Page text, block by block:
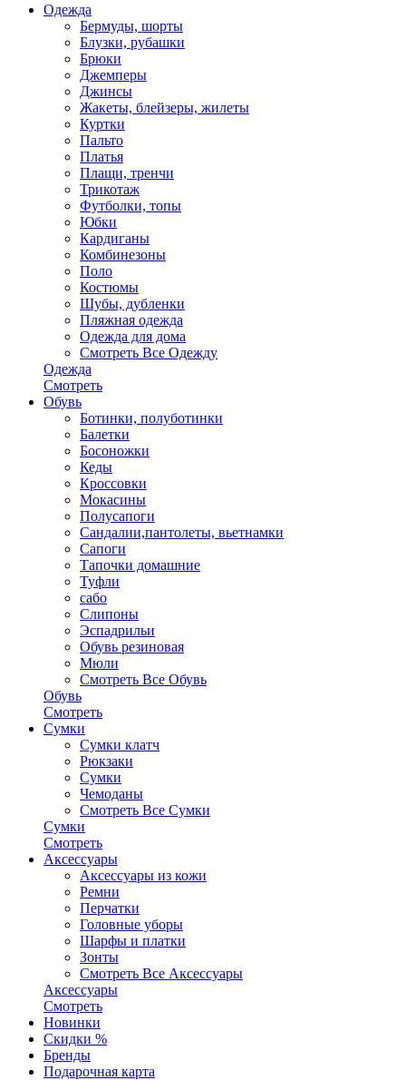
Одежда
Бермуды, шорты
Блузки, рубашки
Брюки
Джемперы
Джинсы
Жакеты, блейзеры, жилеты
Куртки
Пальто
Платья
Плащи, тренчи
Трикотаж
Футболки, топы
Юбки
Кардиганы
Комбинезоны
Поло
Костюмы
Шубы, дубленки
Пляжная одежда
Одежда для дома
Смотреть Все Одежду
Одежда
Смотреть
Обувь
Ботинки, полуботинки
Балетки
Босоножки
Кеды
Кроссовки
Мокасины
Полусапоги
Сандалии,пантолеты, вьетнамки
Сапоги
Тапочки домашние
Туфли
сабо
Слипоны
Эспадрильи
Обувь резиновая
Мюли
Смотреть Все Обувь
Обувь
Смотреть
Сумки
Сумки клатч
Рюкзаки
Сумки
Чемоданы
Смотреть Все Сумки
Сумки
Смотреть
Аксессуары
Аксессуары из кожи
Ремни
Перчатки
Головные уборы
Шарфы и платки
Зонты
Смотреть Все Аксессуары
Аксессуары
Смотреть
Новинки
Скидки %
Бренды
Подарочная карта